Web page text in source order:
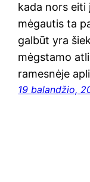
kada nors eiti
mėgautis ta
galbūt yra
mėgstamo
ramesnėje
19 balandžio,